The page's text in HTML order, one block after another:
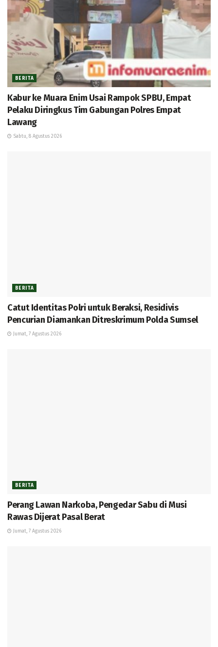
BERITA
Kabur ke Muara Enim Usai Rampok SPBU, Empat
Pelaku Diringkus Tim Gabungan Polres Empat
Lawang
Sabtu, 8 Agustus 2026
BERITA
Catut Identitas Polri untuk Beraksi, Residivis
Pencurian Diamankan Ditreskrimum Polda Sumsel
Jumat, 7 Agustus 2026
BERITA
Perang Lawan Narkoba, Pengedar Sabu di Musi
Rawas Dijerat Pasal Berat
Jumat, 7 Agustus 2026